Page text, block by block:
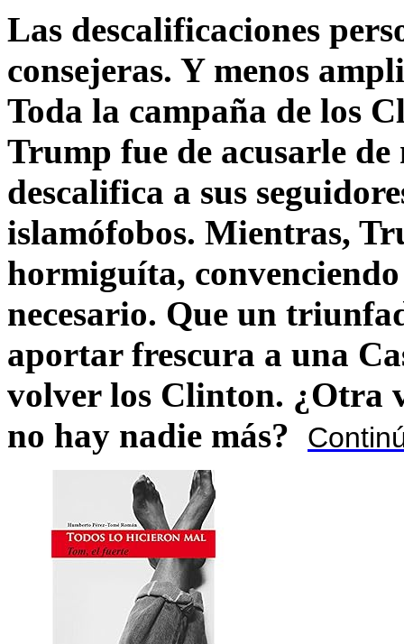
Las descalificaciones
consejeras. Y menos
Toda la campaña de los
Trump fue de acusarle
descalifica a sus
islamófobos. Mientras,
hormiguíta,
necesario. Que un
aportar frescura a una
volver los Clinton. ¿Otra
no hay nadie más?